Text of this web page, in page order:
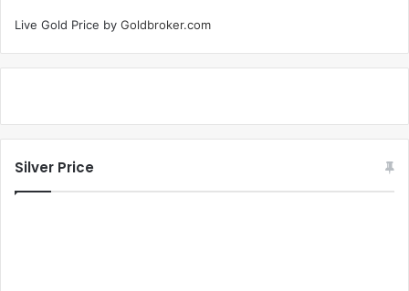
Live Gold Price by Goldbroker.com
Silver Price